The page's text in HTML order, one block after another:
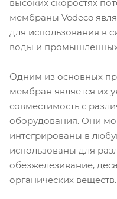
высоких скоростях
мембраны Vodeco
для использования в
воды и промышленных
Одним из основных
мембран является их
совместимость с
оборудования. Они
интегрированы в
использованы для
обезжелезивание,
органических веществ.